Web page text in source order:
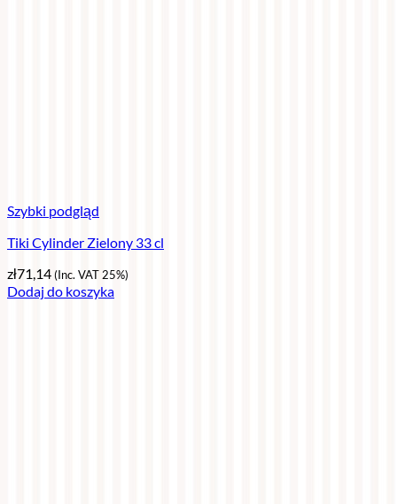
Szybki podgląd
Tiki Cylinder Zielony 33 cl
zł71,14(Inc. VAT 25%)
Dodaj do koszyka